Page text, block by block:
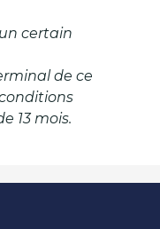
certain
de ce
13 mois.